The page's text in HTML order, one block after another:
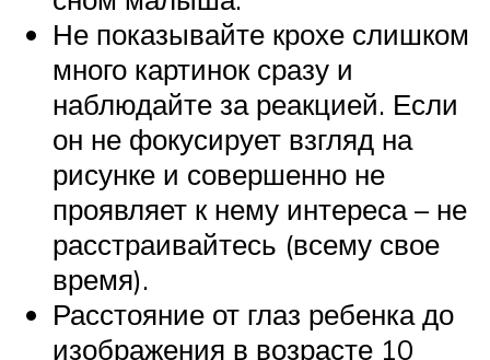
Не показывайте крохе слишком
много картинок сразу и
наблюдайте за реакцией. Если
он не фокусирует взгляд на
рисунке и совершенно не
проявляет к нему интереса – не
расстраивайтесь (всему свое
время).
Расстояние от глаз ребенка до
изображения в возрасте 10